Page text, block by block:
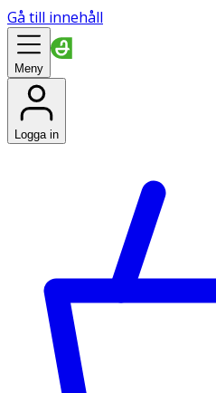
Gå till innehåll
Meny
Logga in